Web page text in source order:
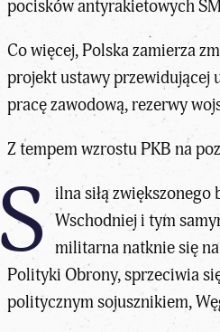
pocisków antyrakietowych
Co więcej, Polska zamierza
projekt ustawy przewidującej
pracę zawodową, rezerwy
Z tempem wzrostu PKB na
S ilna siłą
Wschodniej i tym
militarna natknie się
Polityki Obrony, sprzeciwia
politycznym sojusznikiem,